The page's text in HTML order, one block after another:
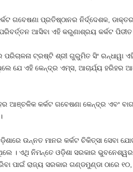
ଗବେଷଣା ପ୍ରତିଷ୍ଠାନର ନିର୍ଦ୍ଦେଶକ,
ଆସିବା ଏହି କରୁଣାଶ୍ରୟ କର୍କଟ
ଟ୍ରଷ୍ଟି ଶ୍ରୀ ଗୁରୁମିତ ସିଂ ରନ୍ଧାୱା
ଯେ ଏହି କେନ୍ଦ୍ର ଏମ୍ସ, ଆଚାର୍ଯ୍ୟ ହରିହର
ଆଞ୍ଚଳିକ କର୍କଟ ଗବେଷଣା କେନ୍ଦ୍ର ଏବଂ
ହୋଇଥିଲା ।
ଉନ୍ନତ ମାନର କର୍କଟ ଚିକିତ୍ସା ସେବା
। ଏଥି ନିମନ୍ତେ ଓଡ଼ିଶା ସରକାର
ପାଇଁ ରାଜ୍ୟ ସରକାର ଗଣ୍ଡମୁଣ୍ଡା ଠାରେ